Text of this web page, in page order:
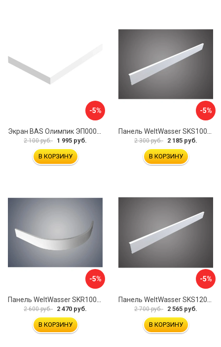
-5%
2 100 руб. 1 995 руб.
В КОРЗИНУ
-5%
2 300 руб. 2 185 руб.
В КОРЗИНУ
-5%
2 600 руб. 2 470 руб.
В КОРЗИНУ
-5%
2 700 руб. 2 565 руб.
В КОРЗИНУ